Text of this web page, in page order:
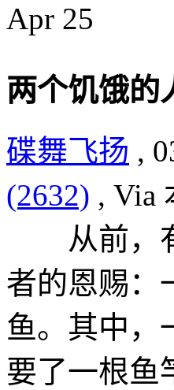
Apr 25
两个饥饿的
碟舞飞扬 ,
(2632) , Via
从前，有
者的恩赐：
鱼。其中，
要了一根鱼